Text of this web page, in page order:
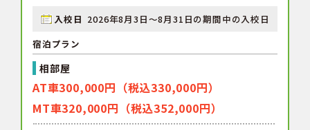
入校日 2026年8月3日～8月31日の期間中の入校日
宿泊プラン
相部屋
AT車300,000円（税込330,000円）
MT車320,000円（税込352,000円）